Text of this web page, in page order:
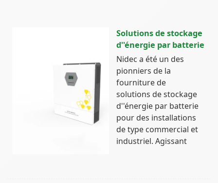
Solutions de stockage
d''énergie par batterie
Nidec a été un des
pionniers de la
fourniture de
solutions de stockage
d''énergie par batterie
pour des installations
de type commercial et
industriel. Agissant